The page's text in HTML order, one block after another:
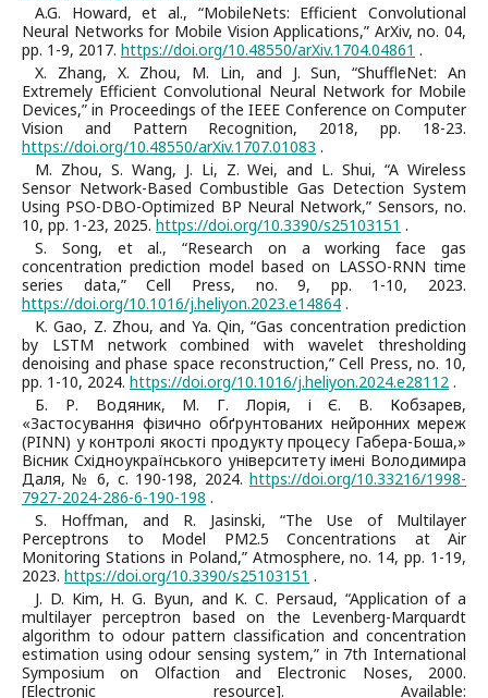
A.G. Howard, et al., “MobileNets: Efficient Convolutional
Neural Networks for Mobile Vision Applications,” ArXiv, no. 04,
рр. 1-9, 2017. https://doi.org/10.48550/arXiv.1704.04861 .
X. Zhang, X. Zhou, M. Lin, and J. Sun, “ShuffleNet: An
Extremely Efficient Convolutional Neural Network for Mobile
Devices,” in Proceedings of the IEEE Conference on Computer
Vision and Pattern Recognition, 2018, рр. 18-23.
https://doi.org/10.48550/arXiv.1707.01083 .
M. Zhou, S. Wang, J. Li, Z. Wei, and L. Shui, “A Wireless
Sensor Network-Based Combustible Gas Detection System
Using PSO-DBO-Optimized BP Neural Network,” Sensors, no.
10, рр. 1-23, 2025. https://doi.org/10.3390/s25103151 .
S. Song, et al., “Research on a working face gas
concentration prediction model based on LASSO-RNN time
series data,” Cell Press, no. 9, рр. 1-10, 2023.
https://doi.org/10.1016/j.heliyon.2023.e14864 .
K. Gao, Z. Zhou, and Ya. Qin, “Gas concentration prediction
by LSTM network combined with wavelet thresholding
denoising and phase space reconstruction,” Cell Press, no. 10,
рр. 1-10, 2024. https://doi.org/10.1016/j.heliyon.2024.e28112 .
Б. Р. Водяник, М. Г. Лорія, і Є. В. Кобзарев,
«Застосування фізично обґрунтованих нейронних мереж
(PINN) у контролі якості продукту процесу Габера-Боша,»
Вісник Східноукраїнського університету імені Володимира
Даля, № 6, с. 190-198, 2024. https://doi.org/10.33216/1998-
7927-2024-286-6-190-198 .
S. Hoffman, and R. Jasinski, “The Use of Multilayer
Perceptrons to Model PM2.5 Concentrations at Air
Monitoring Stations in Poland,” Atmosphere, no. 14, рр. 1-19,
2023. https://doi.org/10.3390/s25103151 .
J. D. Kim, H. G. Byun, and K. C. Persaud, “Application of a
multilayer perceptron based on the Levenberg-Marquardt
algorithm to odour pattern classification and concentration
estimation using odour sensing system,” in 7th International
Symposium on Olfaction and Electronic Noses, 2000.
[Electronic resource]. Available: